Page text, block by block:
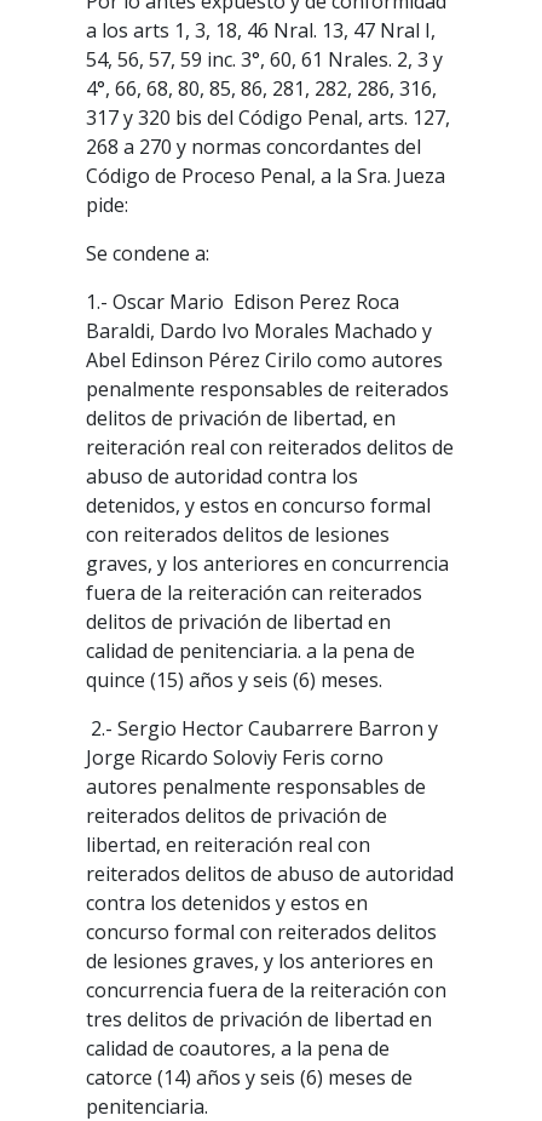
a los arts 1, 3, 18, 46 Nral. 13, 47 Nral I,
54, 56, 57, 59 inc. 3°, 60, 61 Nrales. 2, 3 y
4°, 66, 68, 80, 85, 86, 281, 282, 286, 316,
317 y 320 bis del Código Penal, arts. 127,
268 a 270 y normas concordantes del
Código de Proceso Penal, a la Sra. Jueza
pide:
Se condene a:
1.- Oscar Mario Edison Perez Roca
Baraldi, Dardo Ivo Morales Machado y
Abel Edinson Pérez Cirilo como autores
penalmente responsables de reiterados
delitos de privación de libertad, en
reiteración real con reiterados delitos de
abuso de autoridad contra los
detenidos, y estos en concurso formal
con reiterados delitos de lesiones
graves, y los anteriores en concurrencia
fuera de la reiteración can reiterados
delitos de privación de libertad en
calidad de penitenciaria. a la pena de
quince (15) años y seis (6) meses.
2.- Sergio Hector Caubarrere Barron y
Jorge Ricardo Soloviy Feris corno
autores penalmente responsables de
reiterados delitos de privación de
libertad, en reiteración real con
reiterados delitos de abuso de autoridad
contra los detenidos y estos en
concurso formal con reiterados delitos
de lesiones graves, y los anteriores en
concurrencia fuera de la reiteración con
tres delitos de privación de libertad en
calidad de coautores, a la pena de
catorce (14) años y seis (6) meses de
penitenciaria.